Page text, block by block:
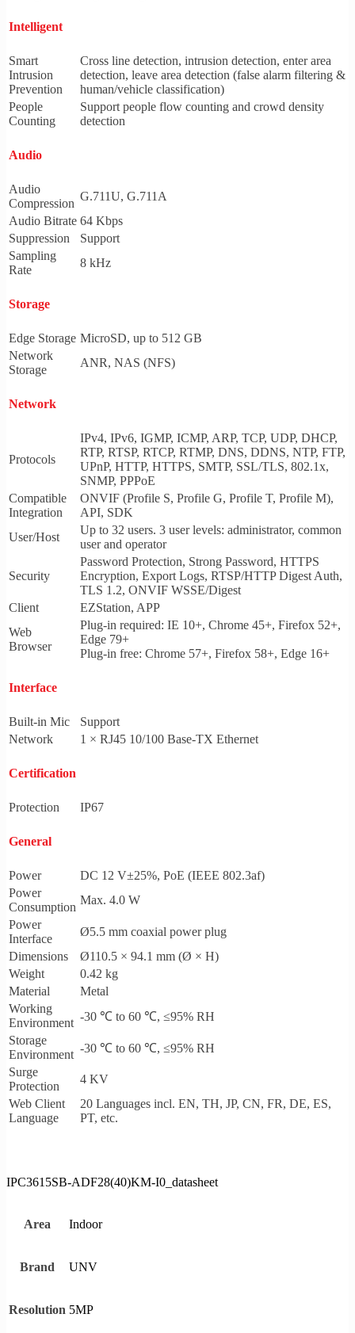
Intelligent
Smart
Intrusion
Prevention
Cross line detection, intrusion detection, enter area
detection, leave area detection (false alarm filtering &
human/vehicle classification)
People
Counting
Support people flow counting and crowd density
detection
Audio
Audio
Compression
G.711U, G.711A
Audio Bitrate 64 Kbps
Suppression
Support
Sampling
Rate
8 kHz
Storage
Edge Storage MicroSD, up to 512 GB
Network
Storage
ANR, NAS (NFS)
Network
Protocols
IPv4, IPv6, IGMP, ICMP, ARP, TCP, UDP, DHCP,
RTP, RTSP, RTCP, RTMP, DNS, DDNS, NTP, FTP,
UPnP, HTTP, HTTPS, SMTP, SSL/TLS, 802.1x,
SNMP, PPPoE
Compatible
Integration
ONVIF (Profile S, Profile G, Profile T, Profile M),
API, SDK
User/Host
Up to 32 users. 3 user levels: administrator, common
user and operator
Security
Password Protection, Strong Password, HTTPS
Encryption, Export Logs, RTSP/HTTP Digest Auth,
TLS 1.2, ONVIF WSSE/Digest
Client
EZStation, APP
Web
Browser
Plug-in required: IE 10+, Chrome 45+, Firefox 52+,
Edge 79+
Plug-in free: Chrome 57+, Firefox 58+, Edge 16+
Interface
Built-in Mic
Support
Network
1 × RJ45 10/100 Base-TX Ethernet
Certification
Protection IP67
General
Power
DC 12 V±25%, PoE (IEEE 802.3af)
Power
Consumption
Max. 4.0 W
Power
Interface
Ø5.5 mm coaxial power plug
Dimensions
Ø110.5 × 94.1 mm (Ø × H)
Weight
0.42 kg
Material
Metal
Working
Environment -30 ℃ to 60 ℃, ≤95% RH
Storage
Environment -30 ℃ to 60 ℃, ≤95% RH
Surge
Protection
4 KV
Web Client
Language
20 Languages incl. EN, TH, JP, CN, FR, DE, ES,
PT, etc.
IPC3615SB-ADF28(40)KM-I0_datasheet
Area Indoor
Brand UNV
Resolution 5MP